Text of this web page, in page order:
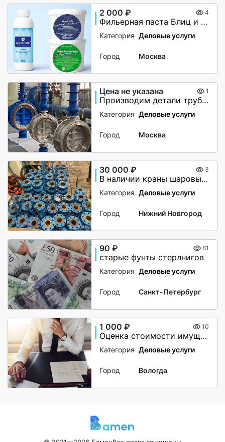
2 000 ₽ 4
Фильерная паста Блиц и Ультразол
Категория Деловые услуги
Город Москва
Цена не указана 1
Производим детали трубопровода по чертежам заказчика
Категория Деловые услуги
Город Москва
30 000 ₽ 3
В наличии краны шаровые,сталь 20
Категория Деловые услуги
Город Нижний Новгород
90 ₽ 81
старые фунты стерлнигов
Категория Деловые услуги
Город Санкт-Петербург
1 000 ₽ 10
Оценка стоимости имущества
Категория Деловые услуги
Город Вологда